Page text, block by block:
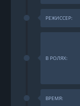
РЕЖИССЕР:
В РОЛЯХ:
ВРЕМЯ: